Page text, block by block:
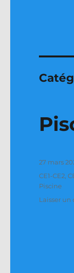
Publié
27 mars
Catégories
CE1-CE2,
Piscine
Laisser